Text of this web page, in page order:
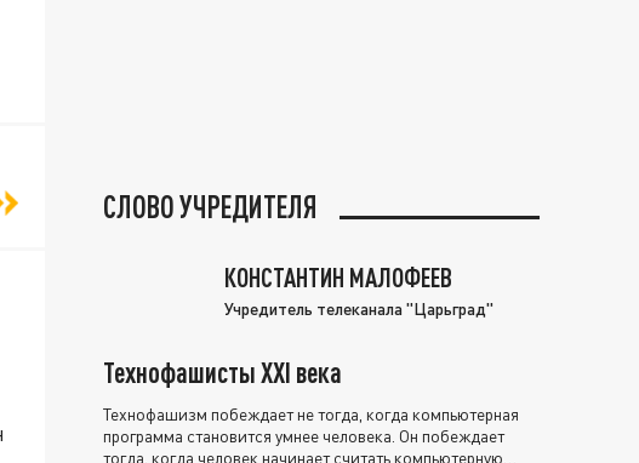
СЛОВО УЧРЕДИТЕЛЯ
КОНСТАНТИН МАЛОФЕЕВ
Учредитель телеканала "Царьград"
Технофашисты XXI века
Технофашизм побеждает не тогда, когда компьютерная
программа становится умнее человека. Он побеждает
тогда, когда человек начинает считать компьютерную